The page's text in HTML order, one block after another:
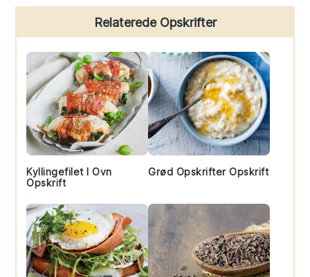
Sidebar
Relaterede Opskrifter
Kyllingefilet I Ovn
Opskrift
Grød Opskrifter Opskrift